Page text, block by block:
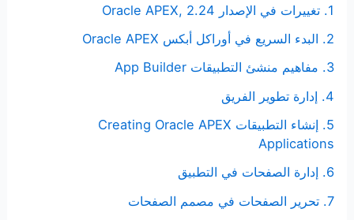
1. تغييرات في الإصدار Oracle APEX, 2.24
2. البدء السريع في أوراكل أبكس Oracle APEX
3. مفاهيم منشئ التطبيقات App Builder
4. إدارة تطوير الفريق
5. إنشاء التطبيقات Creating Oracle APEX
Applications
6. إدارة الصفحات في التطبيق
7. تحرير الصفحات في مصمم الصفحات